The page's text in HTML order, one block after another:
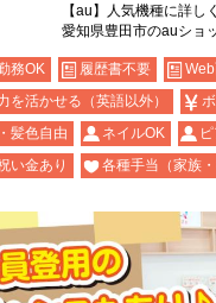
【au】人気機種に詳し
愛知県豊田市のauショ
務OK 履歴書不要
を活かせる（英語以外）
髪色自由
ネイルOK
い金あり
各種手当（家族